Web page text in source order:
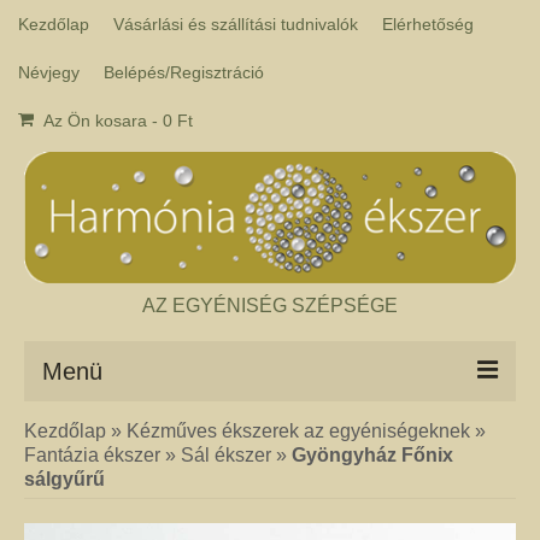
Kezdőlap Vásárlási és szállítási tudnivalók Elérhetőség
Névjegy Belépés/Regisztráció
Az Ön kosara - 0 Ft
AZ EGYÉNISÉG SZÉPSÉGE
Menü
Csakra ékszer
A kézműves csakra ékszer ásványai tulajdonképpen gyógyító kövek, amelyek
a népi hagyományok szerint segítik a csakrák harmónikus működését. Az
Kezdőlap » Kézműves ékszerek az egyéniségeknek »
Fantázia ékszer » Sál ékszer » Gyöngyház Főnix
sálgyűrű